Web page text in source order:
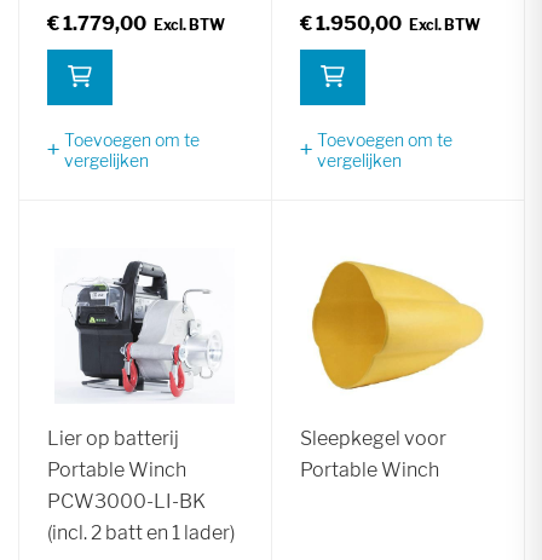
€ 1.779,00
Toevoegen om te
vergelijken
€ 1.950,00
Toevoegen om te
vergelijken
Lier op batterij
Portable Winch
PCW3000-LI-BK
(incl. 2 batt en 1 lader)
Sleepkegel voor
Portable Winch